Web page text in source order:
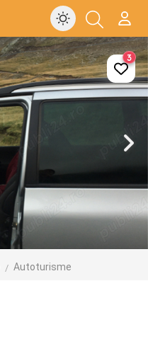
Autoturisme
3